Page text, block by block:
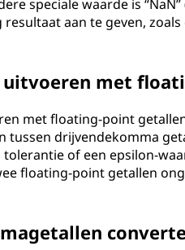
speciale waarde is
aan te geven,
met
met floating-point
tussen drijvendekomma
of een epsilon-
floating-point getallen